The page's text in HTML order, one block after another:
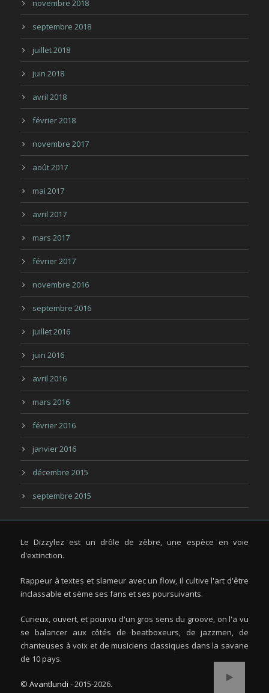
novembre 2018
septembre 2018
juillet 2018
juin 2018
avril 2018
février 2018
novembre 2017
août 2017
mai 2017
avril 2017
mars 2017
février 2017
novembre 2016
septembre 2016
juillet 2016
juin 2016
avril 2016
mars 2016
février 2016
janvier 2016
décembre 2015
septembre 2015
Le Dizzylez est un drôle de zèbre, une espèce en voie
d'extinction.
Rappeur à textes et slameur avec un flow, il cultive l'art d'être
inclassable et sème ses fans et ses poursuivants.
Curieux, ouvert, et pourvu d'un gros sens du groove, on l'a vu
se balancer aux côtés de beatboxeurs, de jazzmen, de
chanteuses à voix et de musiciens classiques dans la savane
de 10 pays.
© Avantlundi - 2015-2026.